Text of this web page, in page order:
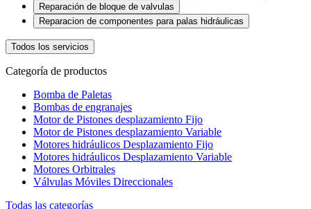
Reparación de bloque de valvulas
Reparacion de componentes para palas hidráulicas
Todos los servicios
Categoría de productos
Bomba de Paletas
Bombas de engranajes
Motor de Pistones desplazamiento Fijo
Motor de Pistones desplazamiento Variable
Motores hidráulicos Desplazamiento Fijo
Motores hidráulicos Desplazamiento Variable
Motores Orbitrales
Válvulas Móviles Direccionales
Todas las categorías